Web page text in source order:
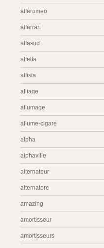
alfaromeo
alfarrari
alfasud
alfetta
alfista
alliage
allumage
allume-cigare
alpha
alphaville
alternateur
alternatore
amazing
amortisseur
amortisseurs